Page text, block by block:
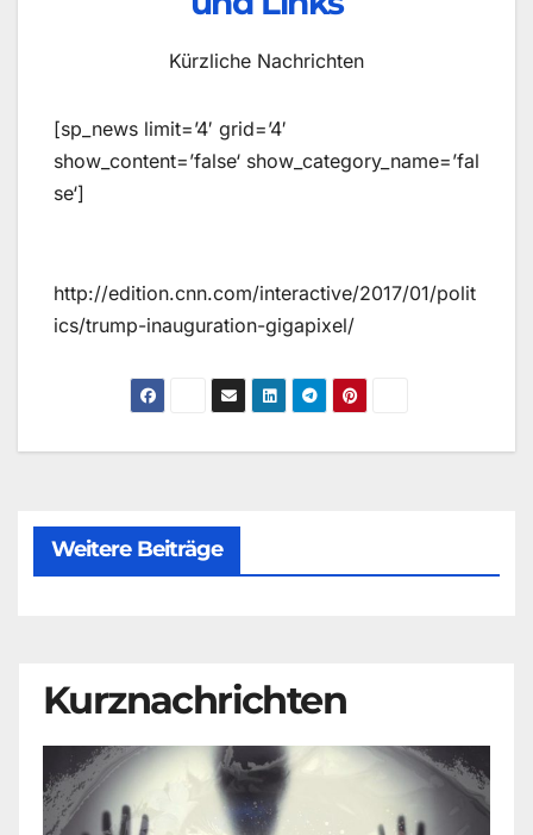
Kürzliche Nachrichten
[sp_news limit=’4′ grid=’4′
show_content=’false‘ show_category_name=’fal
se‘]
http://edition.cnn.com/interactive/2017/01/polit
ics/trump-inauguration-gigapixel/
Weitere Beiträge
Kurznachrichten